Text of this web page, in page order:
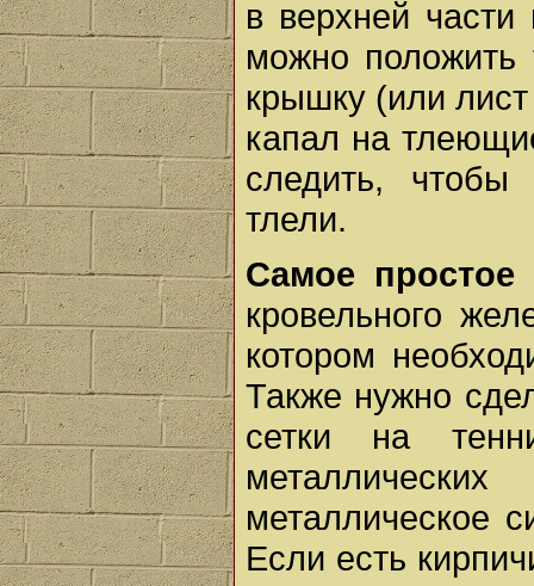
в верхней
можно положить
крышку (или
капал на
следить,
тлели.
Самое простое
кровельного
котором
Также нужно
сетки на
металлическое
Если есть